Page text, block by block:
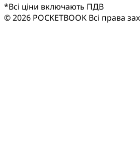
*Всі ціни включають ПДВ
© 2026 POCKETBOOK Всі права